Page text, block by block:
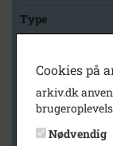
Type
Arkiv
Holbæk
Cookies på
arkiv.dk
Nødvendig